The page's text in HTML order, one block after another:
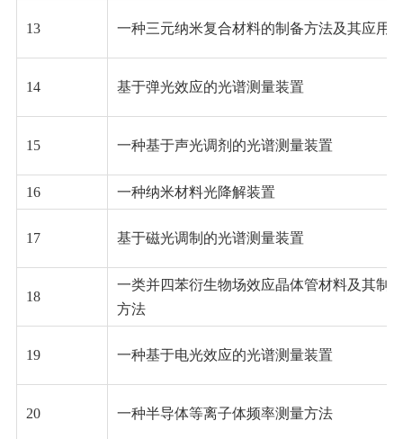
13 一种三元纳米复合材料的制备方法及其应用
14 基于弹光效应的光谱测量装置
15 一种基于声光调剂的光谱测量装置
16 一种纳米材料光降解装置
17 基于磁光调制的光谱测量装置
18
一类并四苯衍生物场效应晶体管材料及其制
方法
19 一种基于电光效应的光谱测量装置
20 一种半导体等离子体频率测量方法